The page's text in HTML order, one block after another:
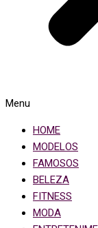
Menu
HOME
MODELOS
FAMOSOS
BELEZA
FITNESS
MODA